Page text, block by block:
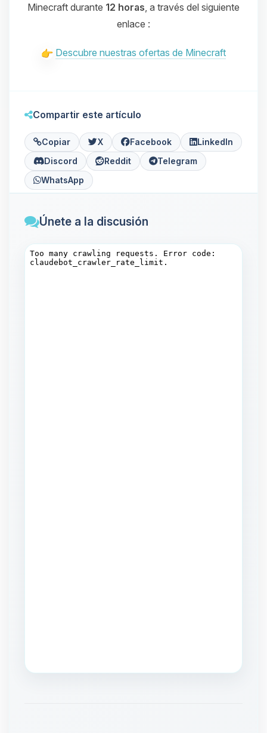
Minecraft durante 12 horas, a través del siguiente
enlace :
Descubre nuestras ofertas de Minecraft
Compartir este artículo
Copiar X Facebook
LinkedIn
Discord
Reddit
Telegram
WhatsApp
Únete a la discusión